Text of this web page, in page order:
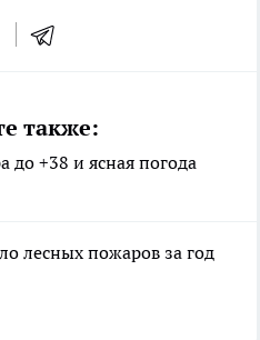
также:
до +38 и ясная погода
лесных пожаров за год